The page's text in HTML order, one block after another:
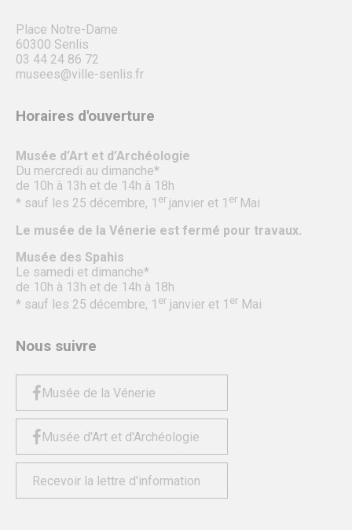
Place Notre-Dame
60300 Senlis
03 44 24 86 72
musees@ville-senlis.fr
Horaires d'ouverture
Musée d’Art et d’Archéologie
Du mercredi au dimanche*
de 10h à 13h et de 14h à 18h
* sauf les 25 décembre, 1 er janvier et 1 er Mai
Le musée de la Vénerie est fermé pour travaux.
Musée des Spahis
Le samedi et dimanche*
de 10h à 13h et de 14h à 18h
* sauf les 25 décembre, 1 er janvier et 1 er Mai
Nous suivre
Musée de la Vénerie
Musée d'Art et d'Archéologie
Recevoir la lettre d'information